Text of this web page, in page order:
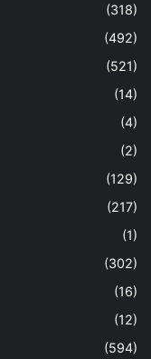
(318)
(492)
(521)
(14)
(4)
(2)
(129)
(217)
(1)
(302)
(16)
(12)
(594)